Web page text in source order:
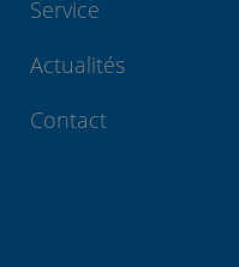
Service
Actualités
Contact